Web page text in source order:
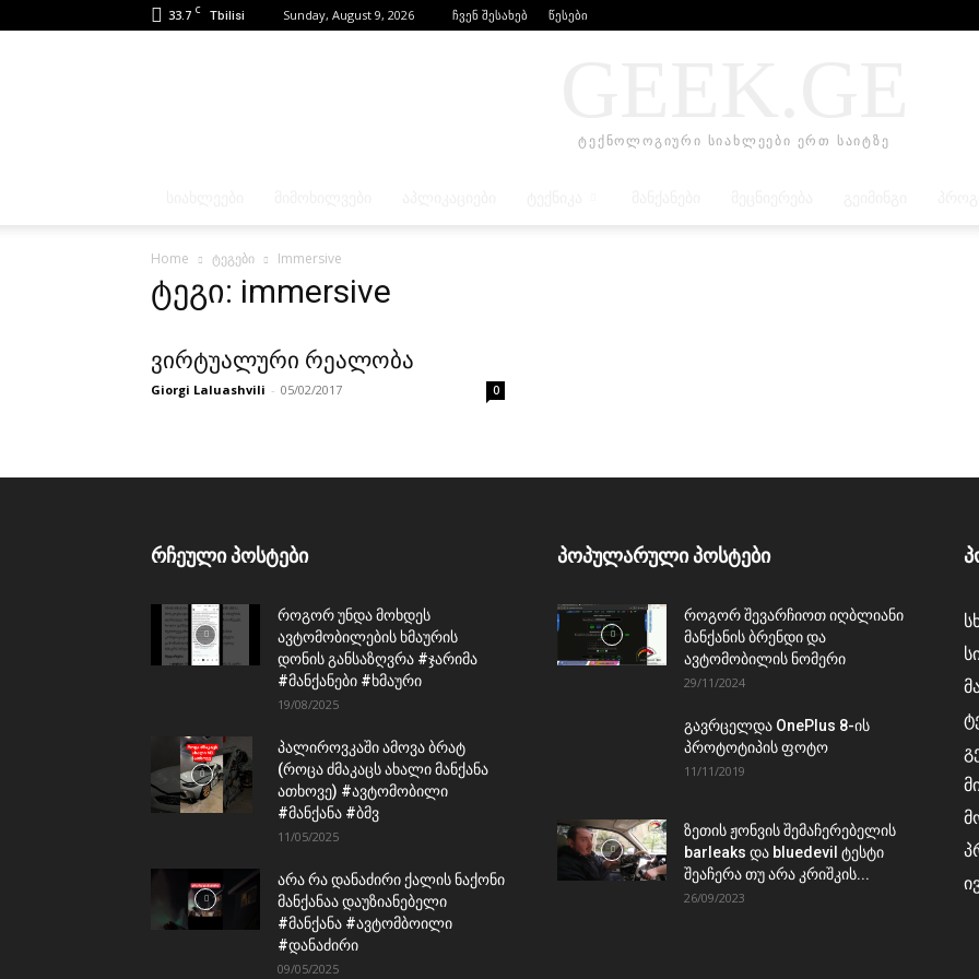
33.7 C Tbilisi Sunday, August 9, 2026 ჩვენ შესახებ წესები
ტექნოლოგიური სიახლეები ერთ საიტზე
Home ტეგები Immersive
ტეგი: immersive
ვირტუალური რეალობა
Giorgi Laluashvili - 05/02/2017 0
რჩეული პოსტები
როგორ უნდა მოხდეს
ავტომობილების ხმაურის
დონის განსაზღვრა #ჯარიმა
#მანქანები #ხმაური
19/08/2025
პალიროვკაში ამოვა ბრატ
(როცა ძმაკაცს ახალი მანქანა
ათხოვე) #ავტომობილი
#მანქანა #ბმვ
11/05/2025
არა რა დანაძირი ქალის ნაქონი
მანქანაა დაუზიანებელი
#მანქანა #ავტომბოილი
#დანაძირი
09/05/2025
პოპულარული პოსტები
როგორ შევარჩიოთ იღბლიანი
მანქანის ბრენდი და
ავტომობილის ნომერი
29/11/2024
გავრცელდა OnePlus 8-ის
პროტოტიპის ფოტო
11/11/2019
ზეთის ჟონვის შემაჩერებელის
barleaks და bluedevil ტესტი
შეაჩერა თუ არა კრიშკის...
26/09/2023